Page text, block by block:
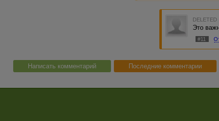
DELETED
Это
#11
Написать комментарий Последние комментарии